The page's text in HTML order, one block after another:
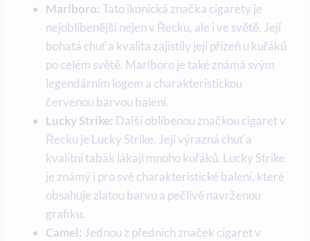
Marlboro: Tato ikonická značka cigarety je
nejoblíbenější nejen v Řecku, ale i ve světě. Její
bohatá chuť a kvalita zajistily její přízeň u kuřáků
po celém světě. Marlboro je také známá svým
legendárním logem a charakteristickou
červenou barvou balení.
Lucky Strike: Další oblíbenou značkou cigaret v
Řecku je Lucky Strike. Její výrazná chuť a
kvalitní tabák lákají mnoho kuřáků. Lucky Strike
je známý i pro své charakteristické balení, které
obsahuje zlatou barvu a pečlivě navrženou
grafiku.
Camel: Jednou z předních značek cigaret v